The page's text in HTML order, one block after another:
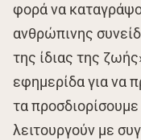
φορά να
ανθρώπινης
της ίδιας της
εφημερίδα για να
τα
λειτουργούν με